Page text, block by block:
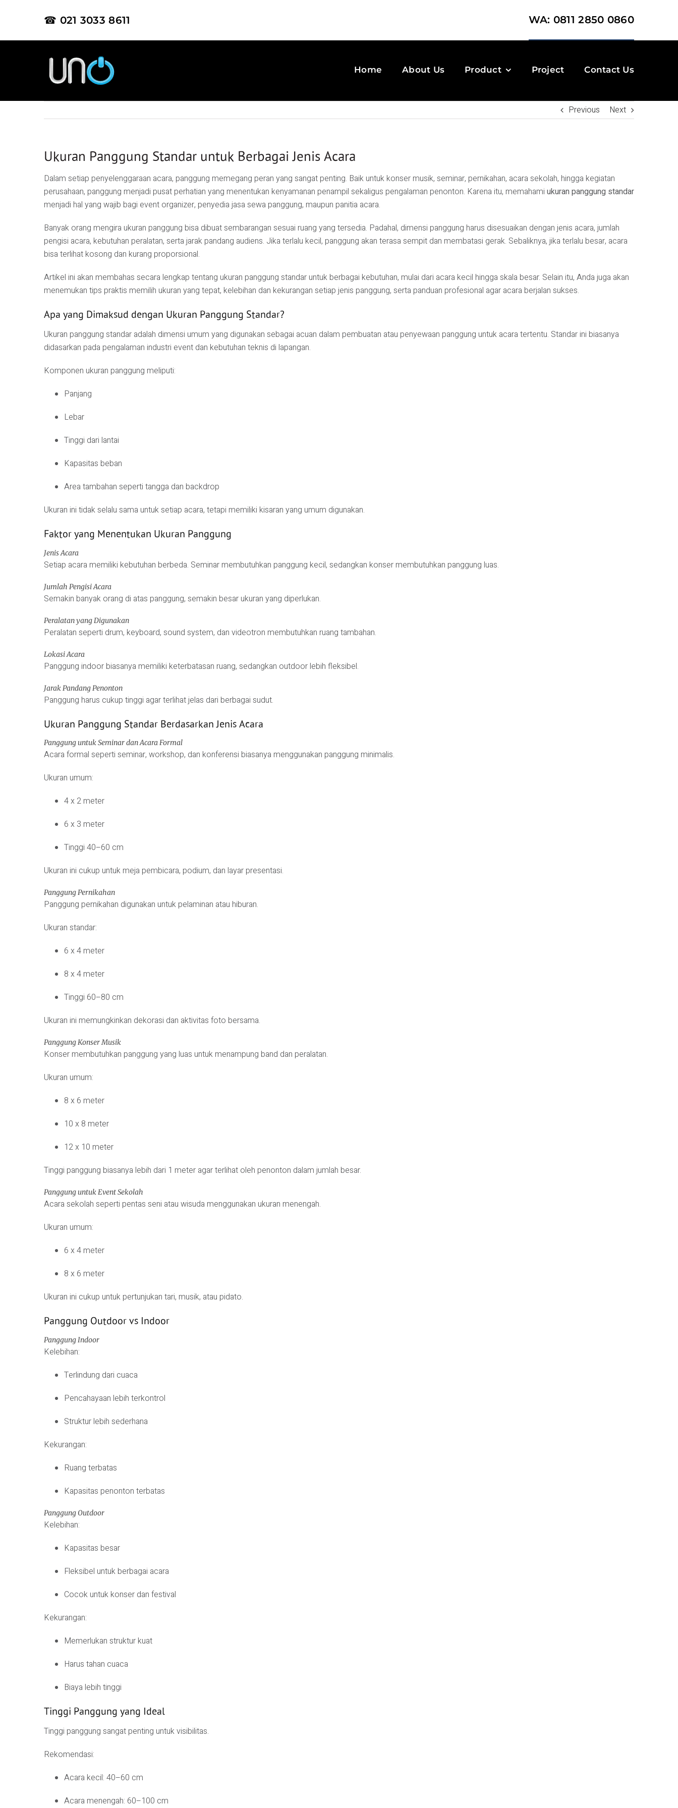
☎ 021 3033 8611 WA: 0811 2850 0860
Home About Us Product Project Contact Us
Previous Next
Ukuran Panggung Standar untuk Berbagai Jenis Acara
Dalam setiap penyelenggaraan acara, panggung memegang peran yang sangat penting. Baik untuk konser musik, seminar, pernikahan, acara sekolah, hingga kegiatan
perusahaan, panggung menjadi pusat perhatian yang menentukan kenyamanan penampil sekaligus pengalaman penonton. Karena itu, memahami ukuran panggung standar
menjadi hal yang wajib bagi event organizer, penyedia jasa sewa panggung, maupun panitia acara.
Banyak orang mengira ukuran panggung bisa dibuat sembarangan sesuai ruang yang tersedia. Padahal, dimensi panggung harus disesuaikan dengan jenis acara, jumlah
pengisi acara, kebutuhan peralatan, serta jarak pandang audiens. Jika terlalu kecil, panggung akan terasa sempit dan membatasi gerak. Sebaliknya, jika terlalu besar, acara
bisa terlihat kosong dan kurang proporsional.
Artikel ini akan membahas secara lengkap tentang ukuran panggung standar untuk berbagai kebutuhan, mulai dari acara kecil hingga skala besar. Selain itu, Anda juga akan
menemukan tips praktis memilih ukuran yang tepat, kelebihan dan kekurangan setiap jenis panggung, serta panduan profesional agar acara berjalan sukses.
Apa yang Dimaksud dengan Ukuran Panggung Standar?
Ukuran panggung standar adalah dimensi umum yang digunakan sebagai acuan dalam pembuatan atau penyewaan panggung untuk acara tertentu. Standar ini biasanya
didasarkan pada pengalaman industri event dan kebutuhan teknis di lapangan.
Komponen ukuran panggung meliputi:
Panjang
Lebar
Tinggi dari lantai
Kapasitas beban
Area tambahan seperti tangga dan backdrop
Ukuran ini tidak selalu sama untuk setiap acara, tetapi memiliki kisaran yang umum digunakan.
Faktor yang Menentukan Ukuran Panggung
Jenis Acara
Setiap acara memiliki kebutuhan berbeda. Seminar membutuhkan panggung kecil, sedangkan konser membutuhkan panggung luas.
Jumlah Pengisi Acara
Semakin banyak orang di atas panggung, semakin besar ukuran yang diperlukan.
Peralatan yang Digunakan
Peralatan seperti drum, keyboard, sound system, dan videotron membutuhkan ruang tambahan.
Lokasi Acara
Panggung indoor biasanya memiliki keterbatasan ruang, sedangkan outdoor lebih fleksibel.
Jarak Pandang Penonton
Panggung harus cukup tinggi agar terlihat jelas dari berbagai sudut.
Ukuran Panggung Standar Berdasarkan Jenis Acara
Panggung untuk Seminar dan Acara Formal
Acara formal seperti seminar, workshop, dan konferensi biasanya menggunakan panggung minimalis.
Ukuran umum:
4 x 2 meter
6 x 3 meter
Tinggi 40–60 cm
Ukuran ini cukup untuk meja pembicara, podium, dan layar presentasi.
Panggung Pernikahan
Panggung pernikahan digunakan untuk pelaminan atau hiburan.
Ukuran standar:
6 x 4 meter
8 x 4 meter
Tinggi 60–80 cm
Ukuran ini memungkinkan dekorasi dan aktivitas foto bersama.
Panggung Konser Musik
Konser membutuhkan panggung yang luas untuk menampung band dan peralatan.
Ukuran umum:
8 x 6 meter
10 x 8 meter
12 x 10 meter
Tinggi panggung biasanya lebih dari 1 meter agar terlihat oleh penonton dalam jumlah besar.
Panggung untuk Event Sekolah
Acara sekolah seperti pentas seni atau wisuda menggunakan ukuran menengah.
Ukuran umum:
6 x 4 meter
8 x 6 meter
Ukuran ini cukup untuk pertunjukan tari, musik, atau pidato.
Panggung Outdoor vs Indoor
Panggung Indoor
Kelebihan:
Terlindung dari cuaca
Pencahayaan lebih terkontrol
Struktur lebih sederhana
Kekurangan:
Ruang terbatas
Kapasitas penonton terbatas
Panggung Outdoor
Kelebihan:
Kapasitas besar
Fleksibel untuk berbagai acara
Cocok untuk konser dan festival
Kekurangan:
Memerlukan struktur kuat
Harus tahan cuaca
Biaya lebih tinggi
Tinggi Panggung yang Ideal
Tinggi panggung sangat penting untuk visibilitas.
Rekomendasi:
Acara kecil: 40–60 cm
Acara menengah: 60–100 cm